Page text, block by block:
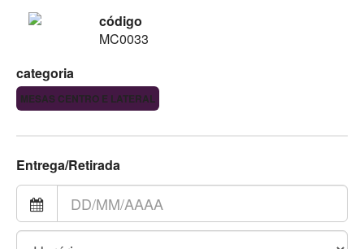
código
MC0033
categoria
MESAS CENTRO E LATERAL
Entrega/Retirada